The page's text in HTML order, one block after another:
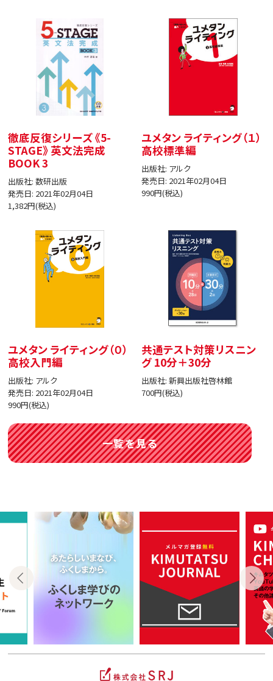
徹底反復シリーズ 《5-
STAGE》 英文法完成
BOOK 3
出版社: 数研出版
発売日: 2021年02月04日
1,382円(税込)
ユメタン ライティング（１）
高校標準編
出版社: アルク
発売日: 2021年02月04日
990円(税込)
ユメタン ライティング（０）
高校入門編
出版社: アルク
発売日: 2021年02月04日
990円(税込)
共通テスト対策リスニン
グ 10分＋30分
出版社: 新興出版社啓林館
700円(税込)
一覧を見る